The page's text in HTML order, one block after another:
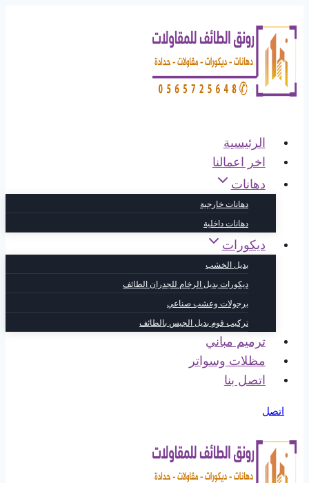
إلى
المحتوى
الرئيسية
اخر اعمالنا
دهانات
دهانات خارجية
دهانات داخلية
ديكورات
بديل الخشب
ديكورات بديل الرخام للجدران الطائف
برجولات وعشب صناعي
تركيب فوم بديل الجبس بالطائف
ترميم مباني
مظلات وسواتر
اتصل بنا
اتصل